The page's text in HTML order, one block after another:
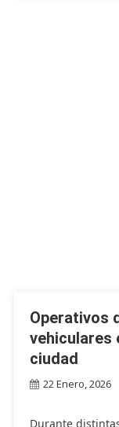
Operativos
vehiculares
ciudad
22 Enero, 2026
Durante